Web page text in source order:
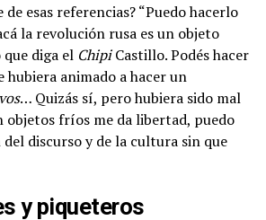
esas referencias? “Puedo hacerlo
la revolución rusa es un objeto
diga el ChipiCastillo. Podés hacer
hubiera animado a hacer un
… Quizás sí, pero hubiera sido mal
objetos fríos me da libertad, puedo
discurso y de la cultura sin que
y piqueteros